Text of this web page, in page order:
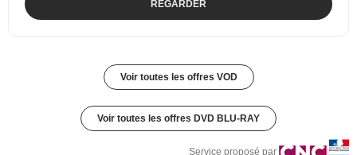
REGARDER
Voir toutes les offres VOD
Voir toutes les offres DVD BLU-RAY
Service proposé par